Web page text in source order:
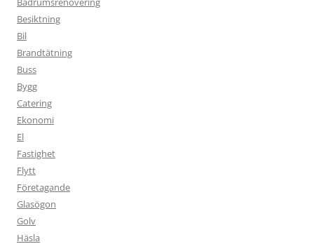
Besiktning
Bil
Brandtätning
Buss
Bygg
Catering
Ekonomi
El
Fastighet
Flytt
Företagande
Glasögon
Golv
Häsla